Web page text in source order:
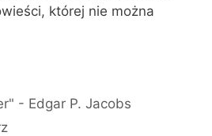
której nie można
- Edgar P. Jacobs